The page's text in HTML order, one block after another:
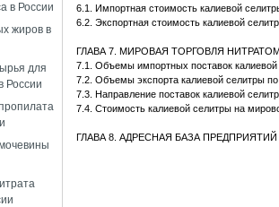
в России
жиров в
для
России
6.1. Импортная стоимость калиевой
6.2. Экспортная стоимость калиевой
ГЛАВА 7. МИРОВАЯ ТОРГОВЛЯ
7.1. Объемы импортных поставок
7.2. Объемы экспорта калиевой селитры
7.3. Направление поставок калиевой
7.4. Стоимость калиевой селитры на
ГЛАВА 8. АДРЕСНАЯ БАЗА